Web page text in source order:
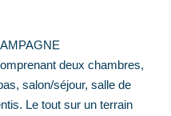
deux chambres,
salon/séjour, salle de
Le tout sur un terrain